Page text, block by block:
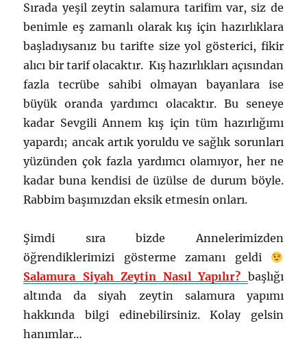
Sırada yeşil zeytin salamura tarifim var, siz de
benimle eş zamanlı olarak kış için hazırlıklara
başladıysanız bu tarifte size yol gösterici, fikir
alıcı bir tarif olacaktır. Kış hazırlıkları açısından
fazla tecrübe sahibi olmayan bayanlara ise
büyük oranda yardımcı olacaktır. Bu seneye
kadar Sevgili Annem kış için tüm hazırlığımı
yapardı; ancak artık yoruldu ve sağlık sorunları
yüzünden çok fazla yardımcı olamıyor, her ne
kadar buna kendisi de üzülse de durum böyle.
Rabbim başımızdan eksik etmesin onları.
Şimdi sıra bizde Annelerimizden
öğrendiklerimizi gösterme zamanı geldi
Salamura Siyah Zeytin Nasıl Yapılır? başlığı
altında da siyah zeytin salamura yapımı
hakkında bilgi edinebilirsiniz. Kolay gelsin
hanımlar…